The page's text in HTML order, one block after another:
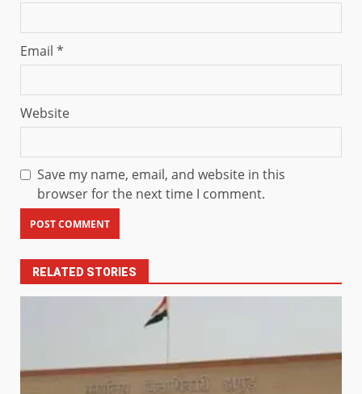
Email *
Website
Save my name, email, and website in this
browser for the next time I comment.
RELATED STORIES